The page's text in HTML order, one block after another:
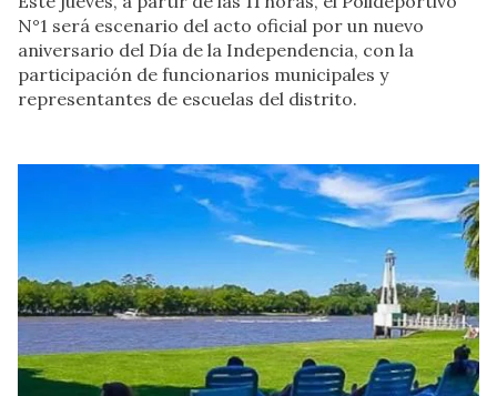
N°1 será escenario del acto oficial por un nuevo
aniversario del Día de la Independencia, con la
participación de funcionarios municipales y
representantes de escuelas del distrito.